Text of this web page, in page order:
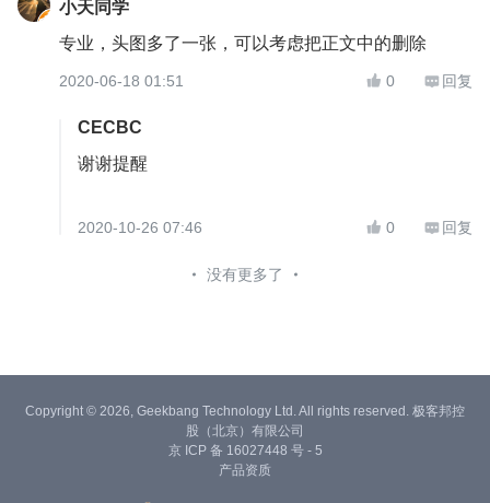
小天同学
专业，头图多了一张，可以考虑把正文中的删除
2020-06-18 01:51  0  回复
CECBC
谢谢提醒
2020-10-26 07:46  0  回复
没有更多了
Copyright © 2026, Geekbang Technology Ltd. All rights reserved. 极客邦控
股（北京）有限公司
京 ICP 备 16027448 号 - 5
产品资质